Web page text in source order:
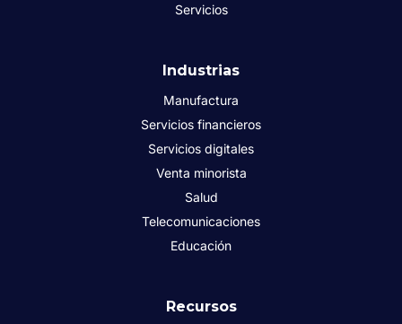
Servicios
Industrias
Manufactura
Servicios financieros
Servicios digitales
Venta minorista
Salud
Telecomunicaciones
Educación
Recursos